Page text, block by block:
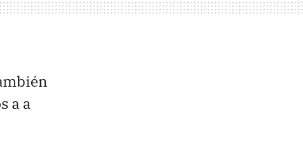
a a